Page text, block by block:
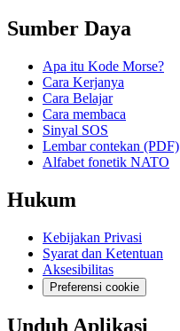
Sumber Daya
Apa itu Kode Morse?
Cara Kerjanya
Cara Belajar
Cara membaca
Sinyal SOS
Lembar contekan (PDF)
Alfabet fonetik NATO
Hukum
Kebijakan Privasi
Syarat dan Ketentuan
Aksesibilitas
Preferensi cookie
Unduh Aplikasi